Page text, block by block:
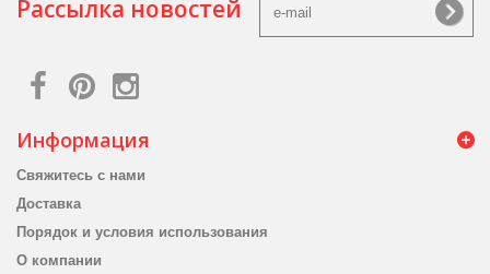
Рассылка новостей
Информация
Свяжитесь с нами
Доставка
Порядок и условия использования
О компании